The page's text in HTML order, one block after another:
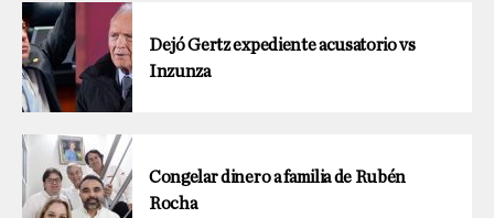
Dejó Gertz expediente acusatorio vs
Inzunza
Congelar dinero a familia de Rubén
Rocha